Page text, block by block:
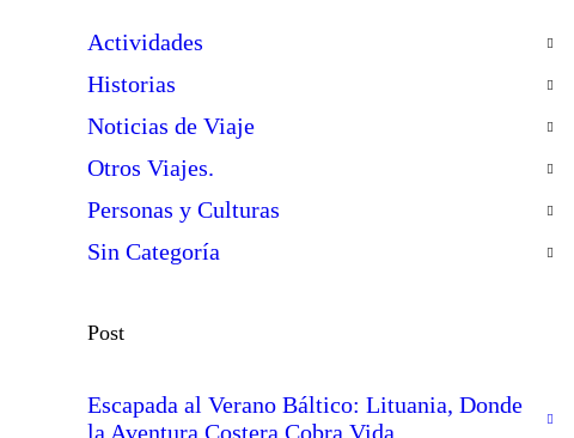
Actividades
Historias
Noticias de Viaje
Otros Viajes.
Personas y Culturas
Sin Categoría
Post
Escapada al Verano Báltico: Lituania, Donde
la Aventura Costera Cobra Vida